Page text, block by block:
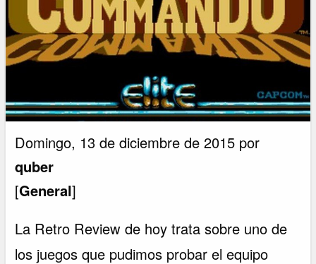
Domingo, 13 de diciembre de 2015 por
quber
[General]
La Retro Review de hoy trata sobre uno de
los juegos que pudimos probar el equipo